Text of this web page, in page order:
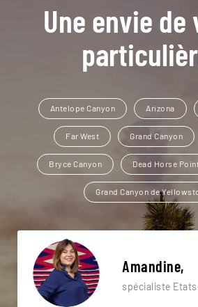
Une envie de
Antelope Canyon Arizona
Far West Grand Canyon
Bryce Canyon Dead Horse
Grand Canyon de
Amandine,
spécialiste